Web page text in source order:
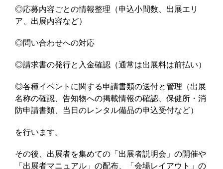
◎応募内容ごとの情報整理（申込小間数、出展エリ
ア、出展内容など）
◎問い合わせへの対応
◎請求書の発行と入金確認（通常は出展料は前払い）
◎各種イベントに関する申請書類の送付と管理（出展
名称の確認、告知物への掲載情報の確認、保健所・消
防申請書類、当日のレンタル備品の申込受付など）
を行います。
その後、出展者を集めての「出展者説明会」の開催や
「出展者マニュアル」の配布、「会場レイアウト」の